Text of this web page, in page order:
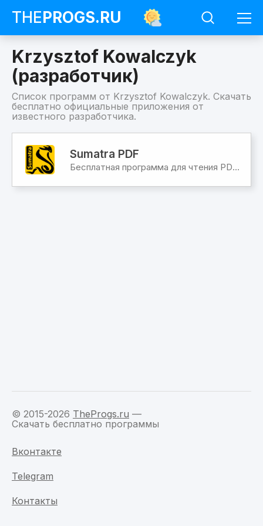
THEPROGS.RU
Krzysztof Kowalczyk
(разработчик)
Список программ от Krzysztof Kowalczyk. Скачать
бесплатно официальные приложения от
известного разработчика.
Krzysztof
Kowalczyk
(разработчик)
Sumatra PDF
Бесплатная программа для чтения PDF файлов
© 2015-2026 TheProgs.ru —
Скачать бесплатно программы
Вконтакте
Telegram
Контакты